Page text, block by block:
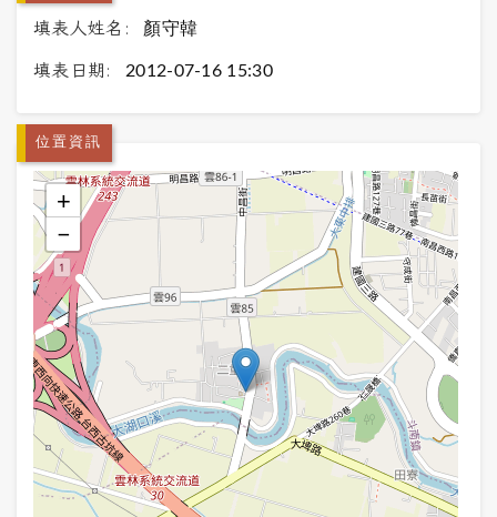
填表人姓名: 顏守韓
填表日期: 2012-07-16 15:30
位置資訊
+
−